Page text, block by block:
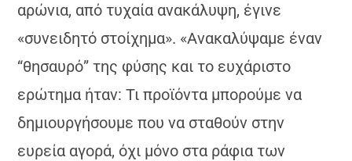
αρώνια, από τυχαία ανακάλυψη, έγινε
«συνειδητό στοίχημα». «Ανακαλύψαμε έναν
“θησαυρό” της φύσης και το ευχάριστο
ερώτημα ήταν: Τι προϊόντα μπορούμε να
δημιουργήσουμε που να σταθούν στην
ευρεία αγορά, όχι μόνο στα ράφια των